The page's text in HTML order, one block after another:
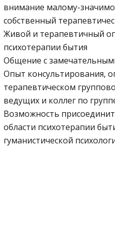
внимание малому-
собственный
Живой и терапевтичный
психотерапии бытия
Общение с
Опыт консультирования,
терапевтическом
ведущих и коллег по
Возможность
области психотерапии
гуманистической